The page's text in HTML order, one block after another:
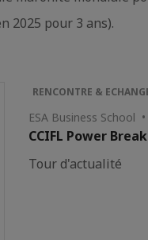
2025 pour 3 ans).
RENCONTRE &
ESA Business School
CCIFL Power
Tour d'actualité